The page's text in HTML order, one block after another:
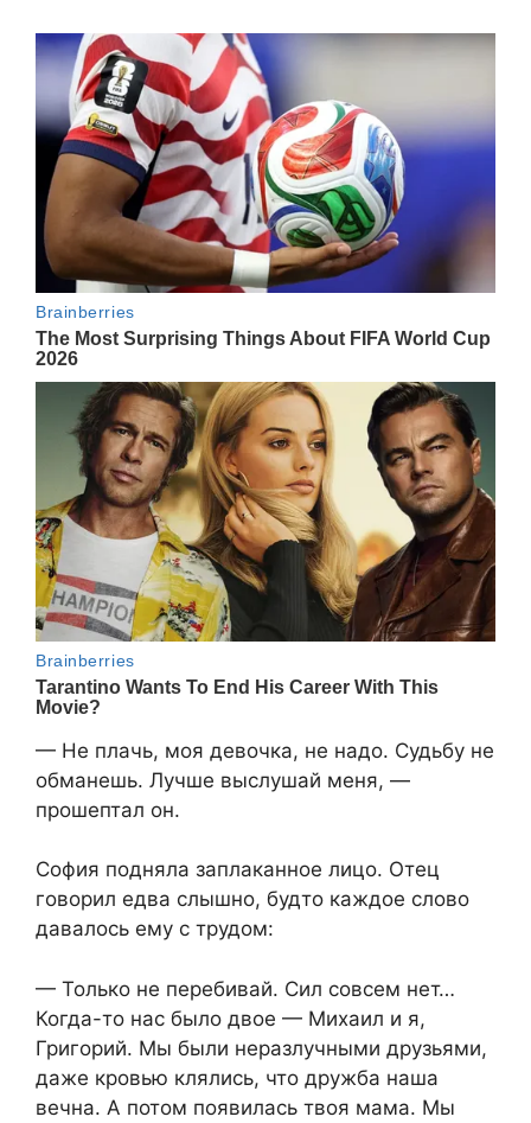
— Не плачь, моя девочка, не надо. Судьбу не
обманешь. Лучше выслушай меня, —
прошептал он.
София подняла заплаканное лицо. Отец
говорил едва слышно, будто каждое слово
давалось ему с трудом:
— Только не перебивай. Сил совсем нет…
Когда-то нас было двое — Михаил и я,
Григорий. Мы были неразлучными друзьями,
даже кровью клялись, что дружба наша
вечна. А потом появилась твоя мама. Мы